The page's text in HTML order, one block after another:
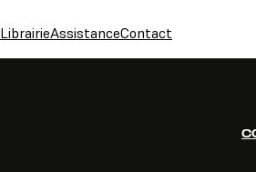
LibrairieAssistanceContact